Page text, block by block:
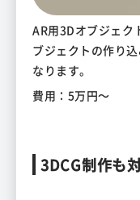
AR用3Dオブジェク
ブジェクトの作り
なります。
費用：5万円～
3DCG制作も